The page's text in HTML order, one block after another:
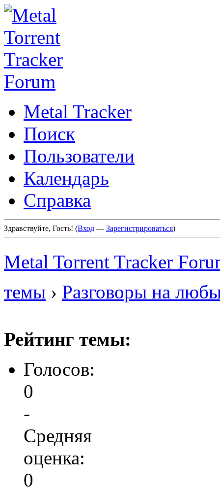
Metal Tracker
Поиск
Пользователи
Календарь
Справка
Здравствуйте, Гость! (Вход — Зарегистрироваться)
Metal Torrent Tracker
темы › Разговоры на
Рейтинг темы:
Голосов:
0
-
Средняя
оценка:
0